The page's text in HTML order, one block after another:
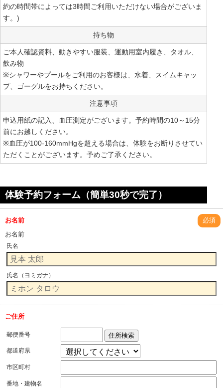
約の時間帯によっては3時間ご利用いただけない場合がございま
す。)
持ち物
ご本人確認資料、動きやすい服装、運動用室内履き、タオル、
飲み物
※シャワーやプールをご利用のお客様は、水着、スイムキャッ
プ、ゴーグルをお持ちください。
注意事項
申込用紙の記入、血圧測定がございます。予約時間の10～15分
前にお越しください。
※血圧が100-160mmHgを超える場合は、体験をお断りさせてい
ただくことがございます。予めご了承ください。
体験予約フォーム（簡単30秒で完了）
お名前
必須
お名前
氏名
氏名（ヨミガナ）
ご住所
郵便番号 住所検索
都道府県
市区町村
番地・建物名